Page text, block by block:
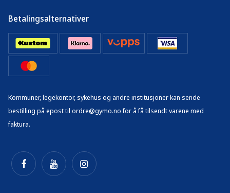
Betalingsalternativer
Kommuner, legekontor, sykehus og andre institusjoner kan sende
bestilling på epost til ordre@gymo.no for å få tilsendt varene med
faktura.